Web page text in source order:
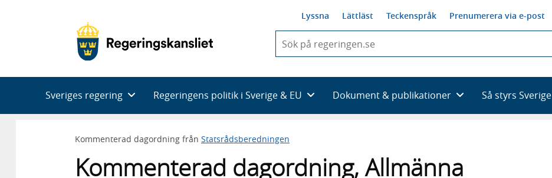
Lyssna Lättläst Teckenspråk Prenumerera via e-post
du
skriva
framträder
en
med
Sveriges regering Regeringens politik i Sverige & EU Dokument & publikationer Så styrs Sverige
Kommenterad dagordning från Statsrådsberedningen
Kommenterad dagordning, Allmänna